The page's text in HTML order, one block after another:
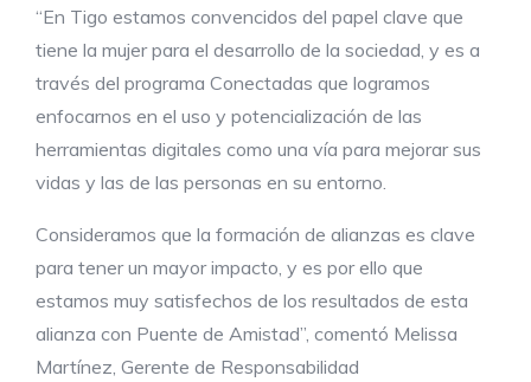
“En Tigo estamos convencidos del papel clave que
tiene la mujer para el desarrollo de la sociedad, y es a
través del programa Conectadas que logramos
enfocarnos en el uso y potencialización de las
herramientas digitales como una vía para mejorar sus
vidas y las de las personas en su entorno.
Consideramos que la formación de alianzas es clave
para tener un mayor impacto, y es por ello que
estamos muy satisfechos de los resultados de esta
alianza con Puente de Amistad”, comentó Melissa
Martínez, Gerente de Responsabilidad